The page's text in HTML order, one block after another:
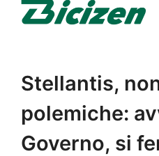
Stellantis,
polemiche:
Governo, si